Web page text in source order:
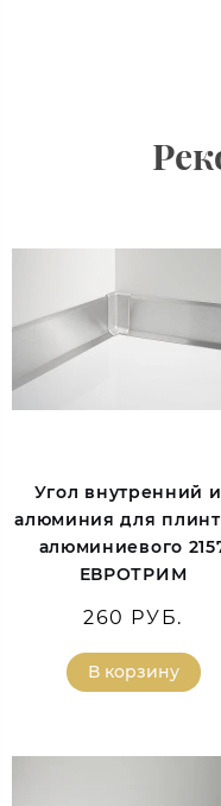
Угол внутренний
алюминия для
алюминиевого
ЕВРОТРИМ
260 РУБ.
В корзину